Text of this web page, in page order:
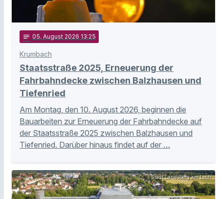
notes 05. August 2026 13:25
Krumbach
Staatsstraße 2025, Erneuerung der
Fahrbahndecke zwischen Balzhausen und
Tiefenried
Am Montag, den 10. August 2026, beginnen die
Bauarbeiten zur Erneuerung der Fahrbahndecke auf
der Staatsstraße 2025 zwischen Balzhausen und
Tiefenried. Darüber hinaus findet auf der …
Stadt Landsberg am Lech